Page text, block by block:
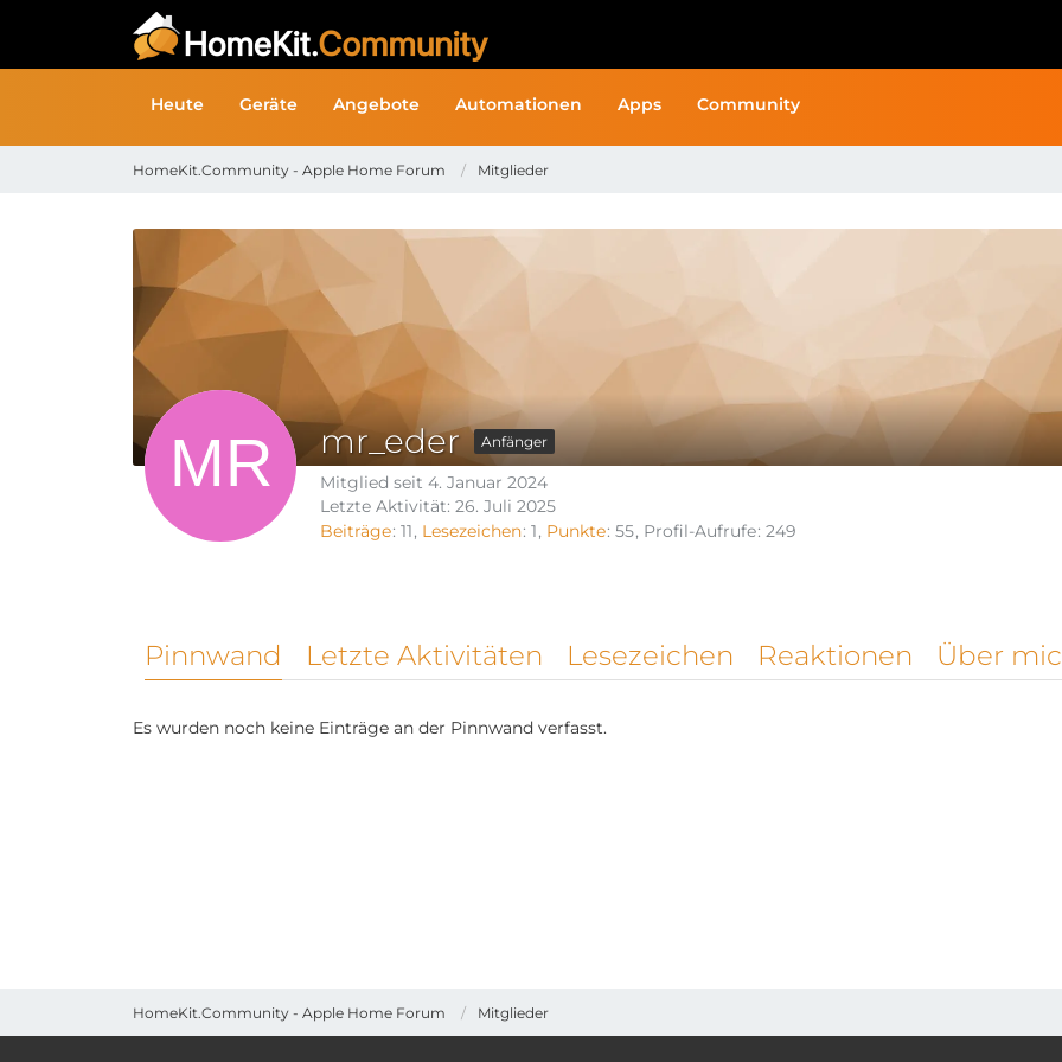
Heute Geräte Angebote Automationen Apps Community
HomeKit.Community - Apple Home Forum Mitglieder
HomeKit.Community - Apple Home Forum Mitglieder
mr_eder Anfänger
Mitglied seit 4. Januar 2024
Letzte Aktivität: 26. Juli 2025
Beiträge 11 Lesezeichen 1 Punkte 55 Profil-Aufrufe 249
Pinnwand Letzte Aktivitäten Lesezeichen Reaktionen Über
Es wurden noch keine Einträge an der Pinnwand verfasst.